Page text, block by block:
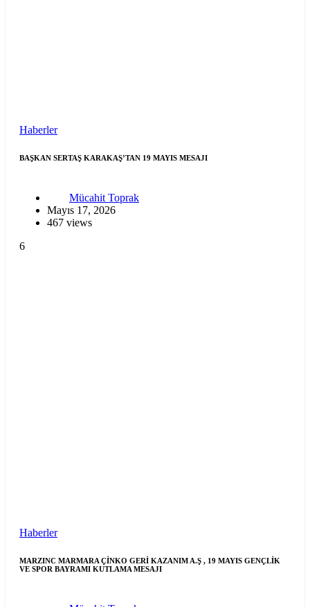
Haberler
BAŞKAN SERTAŞ KARAKAŞ’TAN 19 MAYIS MESAJI
Mücahit Toprak
Mayıs 17, 2026
467 views
6
Haberler
MARZINC MARMARA ÇİNKO GERİ KAZANIM A.Ş , 19 MAYIS GENÇLİK
VE SPOR BAYRAMI KUTLAMA MESAJI